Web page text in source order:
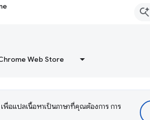
Web Store
เพื่อแปลเนื้อหาเป็นภาษาที่คุณต้องการ การ